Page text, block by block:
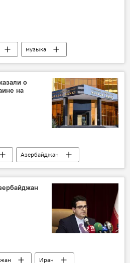
музыка
о
на
Азербайджан
Украина
Иран